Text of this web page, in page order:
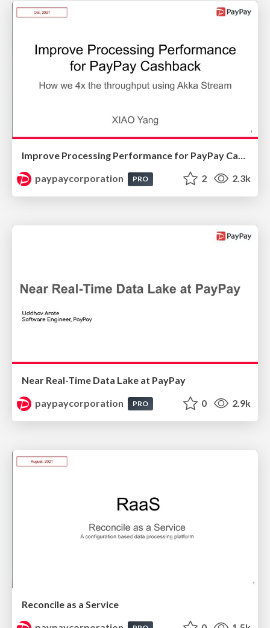
Improve Processing Performance for PayPay Cashback
paypaycorporation
PRO 2 2.3k
Near Real-Time Data Lake at PayPay
paypaycorporation
PRO 0 2.9k
Reconcile as a Service